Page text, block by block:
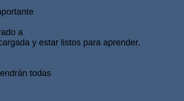
a
y estar listos para aprender.
todas